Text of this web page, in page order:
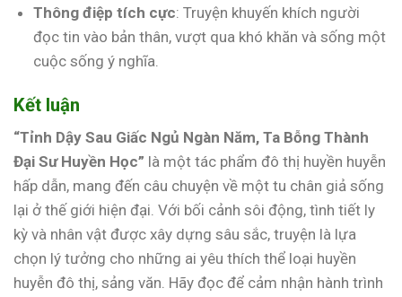
Thông điệp tích cực: Truyện khuyến khích người
đọc tin vào bản thân, vượt qua khó khăn và sống một
cuộc sống ý nghĩa.
Kết luận
“Tỉnh Dậy Sau Giấc Ngủ Ngàn Năm, Ta Bỗng Thành
Đại Sư Huyền Học” là một tác phẩm đô thị huyền huyễn
hấp dẫn, mang đến câu chuyện về một tu chân giả sống
lại ở thế giới hiện đại. Với bối cảnh sôi động, tình tiết ly
kỳ và nhân vật được xây dựng sâu sắc, truyện là lựa
chọn lý tưởng cho những ai yêu thích thể loại huyền
huyễn đô thị, sảng văn. Hãy đọc để cảm nhận hành trình